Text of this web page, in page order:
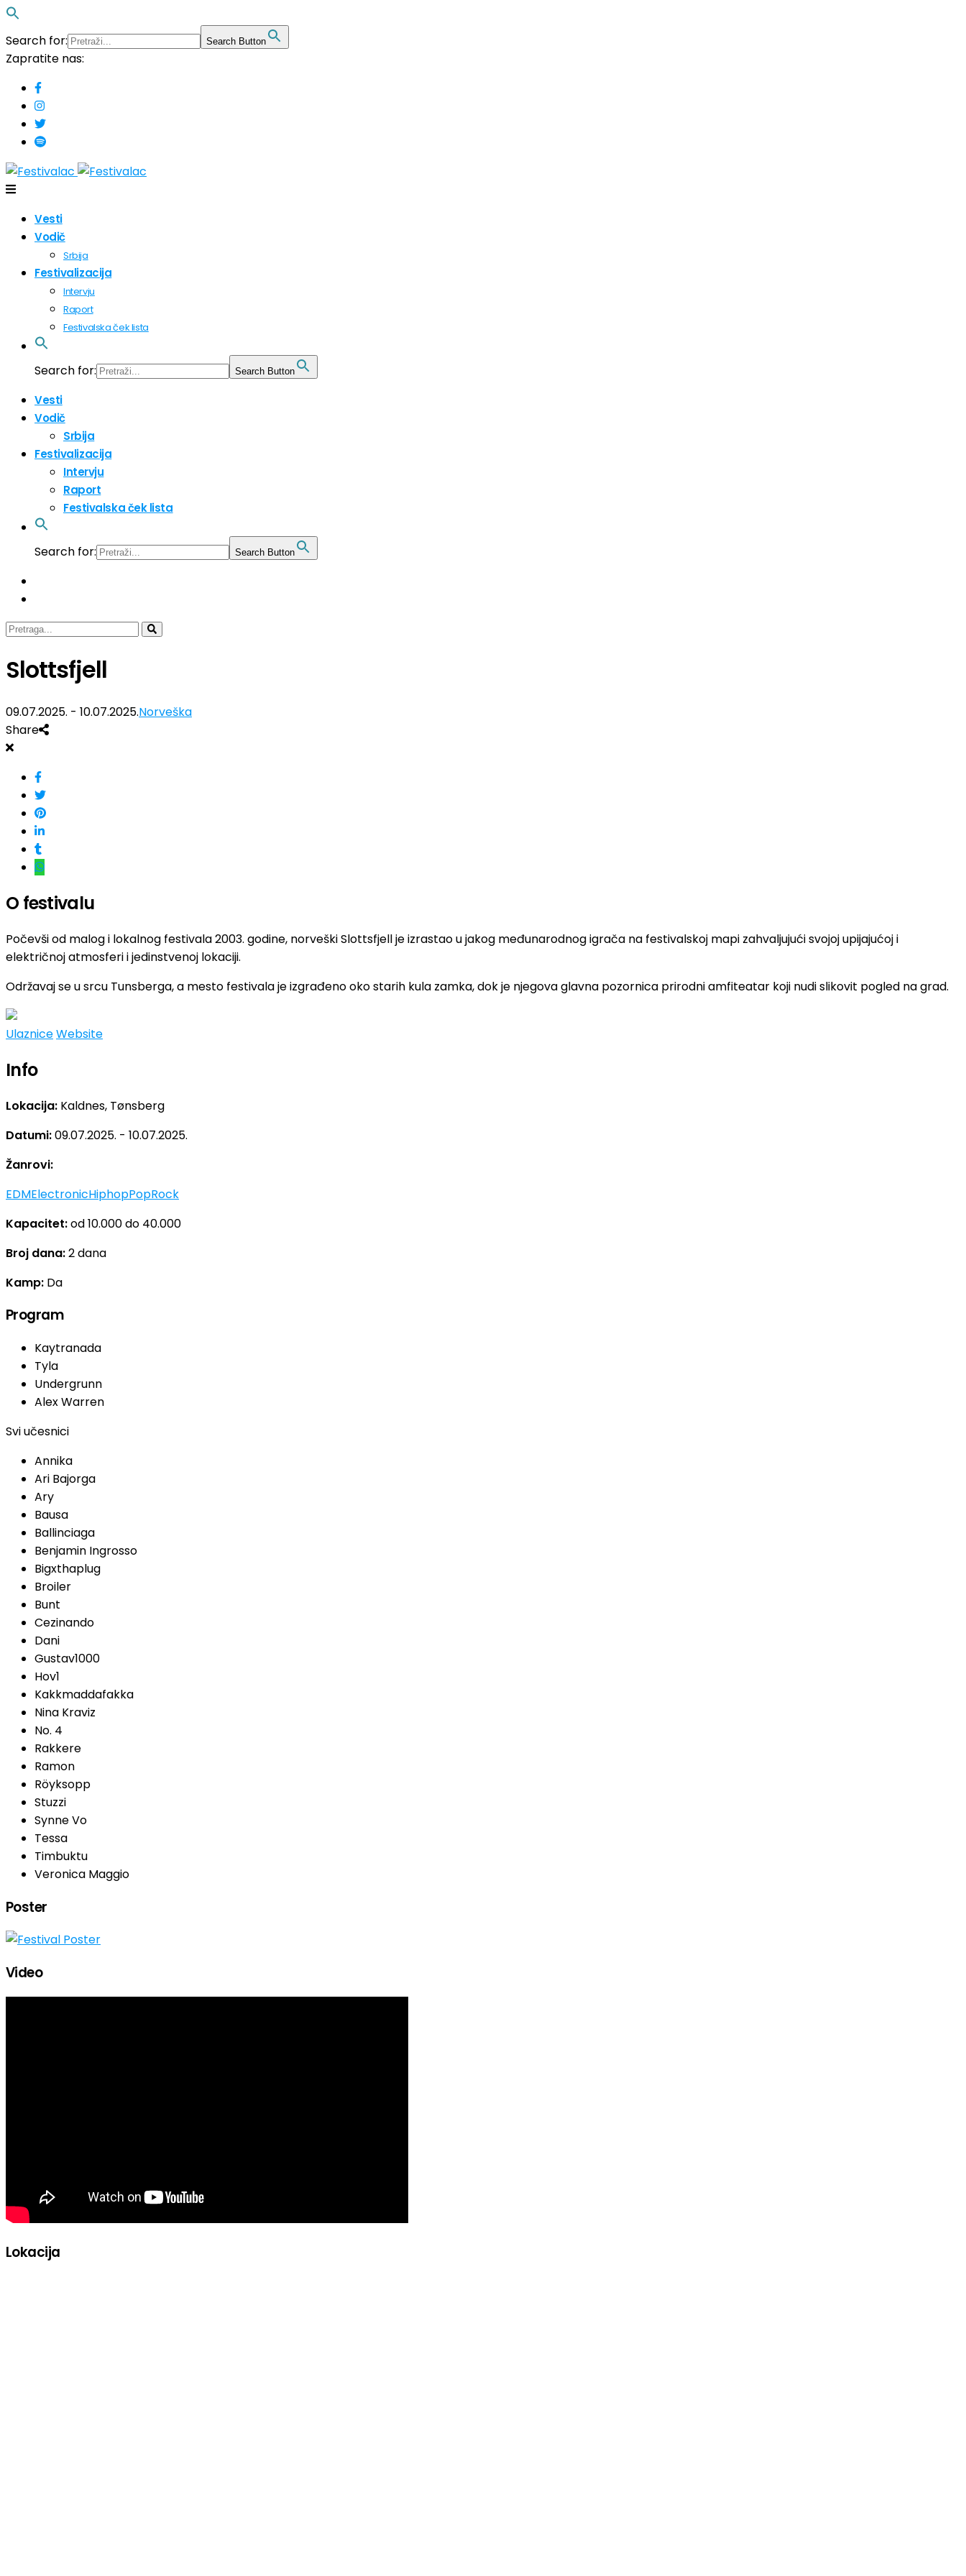
Search for: Search Button
Zapratite nas:
Vesti
Vodič
Srbija
Festivalizacija
Intervju
Raport
Festivalska ček lista
Search for: Search Button
Vesti
Vodič
Srbija
Festivalizacija
Intervju
Raport
Festivalska ček lista
Search for: Search Button
Slottsfjell
09.07.2025. - 10.07.2025.Norveška
Share
O festivalu
Počevši od malog i lokalnog festivala 2003. godine, norveški Slottsfjell je izrastao u jakog međunarodnog igrača na festivalskoj mapi zahvaljujući svojoj upijajućoj i
električnoj atmosferi i jedinstvenoj lokaciji.
Održavaj se u srcu Tunsberga, a mesto festivala je izgrađeno oko starih kula zamka, dok je njegova glavna pozornica prirodni amfiteatar koji nudi slikovit pogled na grad.
UlazniceWebsite
Info
Lokacija: Kaldnes, Tønsberg
Datumi:09.07.2025. - 10.07.2025.
Žanrovi:
EDMElectronicHiphopPopRock
Kapacitet:od 10.000 do 40.000
Broj dana:2 dana
Kamp: Da
Program
Kaytranada
Tyla
Undergrunn
Alex Warren
Svi učesnici
Annika
Ari Bajorga
Ary
Bausa
Ballinciaga
Benjamin Ingrosso
Bigxthaplug
Broiler
Bunt
Cezinando
Dani
Gustav1000
Hov1
Kakkmaddafakka
Nina Kraviz
No. 4
Rakkere
Ramon
Röyksopp
Stuzzi
Synne Vo
Tessa
Timbuktu
Veronica Maggio
Poster
Video
Lokacija